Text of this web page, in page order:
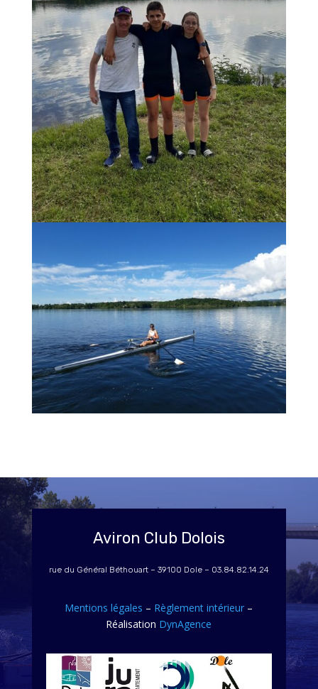
Aviron Club Dolois
rue du Général Béthouart – 39100 Dole – 03.84.82.14.24
Mentions légales – Règlement intérieur –
Réalisation DynAgence